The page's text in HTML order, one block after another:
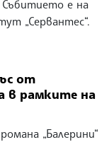
Събитието е на
„Сервантес“.
от
в рамките на
„Балерини“